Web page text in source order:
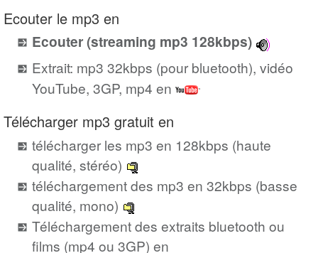
Ecouter le mp3 en
Ecouter (streaming mp3 128kbps)
Extrait: mp3 32kbps (pour bluetooth), vidéo
YouTube, 3GP, mp4 en
Télécharger mp3 gratuit en
télécharger les mp3 en 128kbps (haute
qualité, stéréo)
téléchargement des mp3 en 32kbps (basse
qualité, mono)
Téléchargement des extraits bluetooth ou
films (mp4 ou 3GP) en